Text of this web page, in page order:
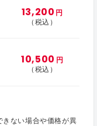
13,200 円
（税込）
10,500 円
（税込）
きない場合や価格が異